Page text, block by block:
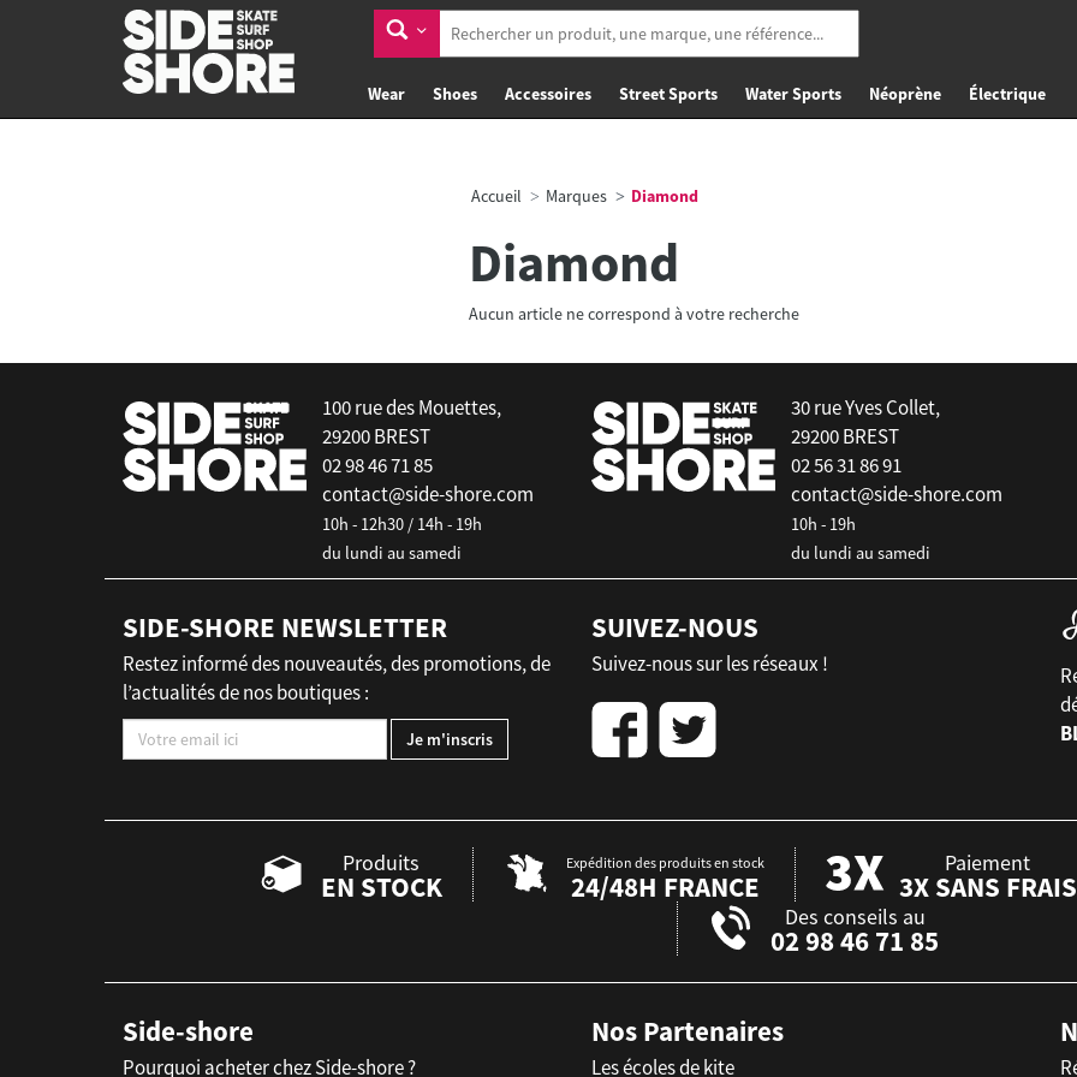
Wear Shoes Accessoires Street Sports Water Sports Néoprène Électrique
Accueil Marques Diamond
Diamond
Aucun article ne correspond à votre recherche
100 rue des Mouettes,
29200 BREST
02 98 46 71 85
contact@side-shore.com
10h - 12h30 / 14h - 19h
du lundi au samedi
30 rue Yves Collet,
29200 BREST
02 56 31 86 91
contact@side-shore.com
10h - 19h
du lundi au samedi
SIDE-SHORE NEWSLETTER
Restez informé des nouveautés, des promotions, de
l’actualités de nos boutiques :
SUIVEZ-NOUS
Suivez-nous sur les réseaux !
Produits
EN STOCK
Expédition des produits en stock
24/48H FRANCE
Paiement
3X SANS FRAIS
Des conseils au
02 98 46 71 85
Side-shore
Pourquoi acheter chez Side-shore ?
Nos Partenaires
Les écoles de kite